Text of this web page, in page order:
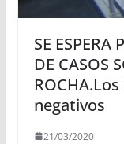
SE ESPERA
DE CASOS
negativos
21/03/2020